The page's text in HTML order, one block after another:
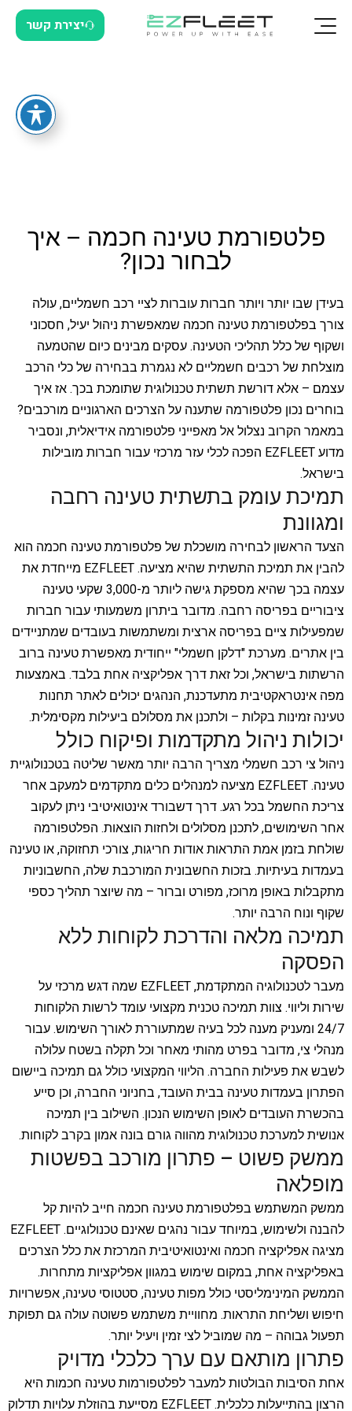
יצירת קשר
פלטפורמת טעינה חכמה – איך
לבחור נכון?
בעידן שבו יותר ויותר חברות עוברות לציי רכב חשמליים, עולה
צורך בפלטפורמת טעינה חכמה שמאפשרת ניהול יעיל, חסכוני
ושקוף של כלל תהליכי הטעינה. עסקים מבינים כיום שהטמעה
מוצלחת של רכבים חשמליים לא נגמרת בבחירה של כלי הרכב
עצמם – אלא דורשת תשתית טכנולוגית שתומכת בכך. אז איך
בוחרים נכון פלטפורמה שתענה על הצרכים הארגוניים מורכבים?
במאמר הקרוב נצלול אל מאפייני פלטפורמה אידיאלית, ונסביר
מדוע EZFLEET הפכה לכלי עזר מרכזי עבור חברות מובילות
בישראל.
תמיכת עומק בתשתית טעינה רחבה
ומגוונת
הצעד הראשון לבחירה מושכלת של פלטפורמת טעינה חכמה הוא
להבין את תמיכת התשתית שהיא מציעה. EZFLEET מייחדת את
עצמה בכך שהיא מספקת גישה ליותר מ-3,000 שקעי טעינה
ציבוריים בפריסה רחבה. מדובר ביתרון משמעותי עבור חברות
שמפעילות ציים בפריסה ארצית ומשתמשות בעובדים שמתניידים
בין אתרים. מערכת "דלקן חשמלי" ייחודית מאפשרת טעינה ברוב
הרשתות בישראל, וכל זאת דרך אפליקציה אחת בלבד. באמצעות
מפה אינטראקטיבית מתעדכנת, הנהגים יכולים לאתר תחנות
טעינה זמינות בקלות – ולתכנן את מסלולם ביעילות מקסימלית.
יכולות ניהול מתקדמות ופיקוח כולל
ניהול צי רכב חשמלי מצריך הרבה יותר מאשר שליטה בטכנולוגיית
טעינה. EZFLEET מציעה למנהלים כלים מתקדמים למעקב אחר
צריכת החשמל בכל רגע. דרך דשבורד אינטואיטיבי ניתן לעקוב
אחר השימושים, לתכנן מסלולים ולחזות הוצאות. הפלטפורמה
שולחת בזמן אמת התראות אודות חריגות, צורכי תחזוקה, או טעינה
בעמדות בעיתיות. בזכות החשבונית המורכבת שלה, החשבוניות
מתקבלות באופן מרוכז, מפורט וברור – מה שיוצר תהליך כספי
שקוף ונוח הרבה יותר.
תמיכה מלאה והדרכת לקוחות ללא
הפסקה
מעבר לטכנולוגיה המתקדמת, EZFLEET שמה דגש מרכזי על
שירות וליווי. צוות תמיכה טכנית מקצועי עומד לרשות הלקוחות
24/7 ומעניק מענה לכל בעיה שמתעוררת לאורך השימוש. עבור
מנהלי צי, מדובר בפרט מהותי מאחר וכל תקלה בשטח עלולה
לשבש את פעילות החברה. הליווי המקצועי כולל גם תמיכה ביישום
הפתרון בעמדות טעינה בבית העובד, בחניוני החברה, וכן סייע
בהכשרת העובדים לאופן השימוש הנכון. השילוב בין תמיכה
אנושית למערכת טכנולוגית מהווה גורם בונה אמון בקרב לקוחות.
ממשק פשוט – פתרון מורכב בפשטות
מופלאה
ממשק המשתמש בפלטפורמת טעינה חכמה חייב להיות קל
להבנה ולשימוש, במיוחד עבור נהגים שאינם טכנולוגיים. EZFLEET
מציגה אפליקציה חכמה ואינטואיטיבית המרכזת את כלל הצרכים
באפליקציה אחת, במקום שימוש במגוון אפליקציות מתחרות.
הממשק המינימליסטי כולל מפות טעינה, סטטוסי טעינה, אפשרויות
חיפוש ושליחת התראות. מחוויית משתמש פשוטה עולה גם תפוקת
תפעול גבוהה – מה שמוביל לצי זמין ויעיל יותר.
פתרון מותאם עם ערך כלכלי מדויק
אחת הסיבות הבולטות למעבר לפלטפורמות טעינה חכמות היא
הרצון בהתייעלות כלכלית. EZFLEET מסייעת בהוזלת עלויות תדלוק